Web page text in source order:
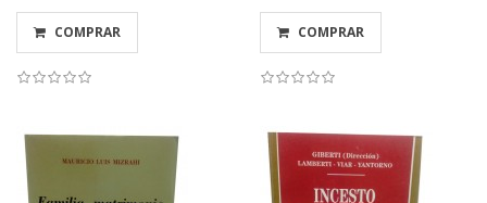
COMPRAR COMPRAR